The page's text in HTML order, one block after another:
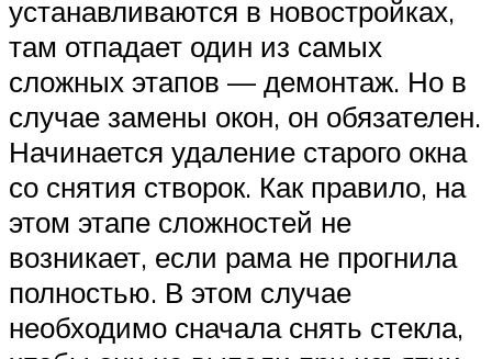
устанавливаются в новостройках,
там отпадает один из самых
сложных этапов — демонтаж. Но в
случае замены окон, он обязателен.
Начинается удаление старого окна
со снятия створок. Как правило, на
этом этапе сложностей не
возникает, если рама не прогнила
полностью. В этом случае
необходимо сначала снять стекла,